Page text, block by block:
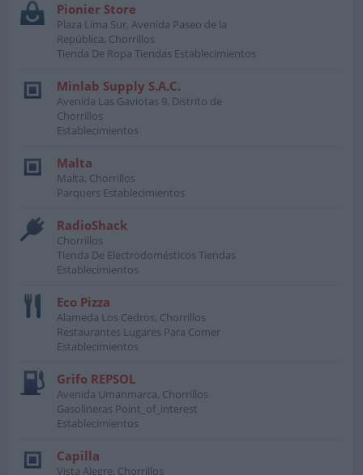
Pionier Store
Plaza Lima Sur, Avenida Paseo de la
República, Chorrillos
Tienda De Ropa Tiendas Establecimientos
Minlab Supply S.A.C.
Avenida Las Gaviotas 9, Distrito de
Chorrillos
Establecimientos
Malta
Malta, Chorrillos
Parquers Establecimientos
RadioShack
Chorrillos
Tienda De Electrodomésticos Tiendas
Establecimientos
Eco Pizza
Alameda Los Cedros, Chorrillos
Restaurantes Lugares Para Comer
Establecimientos
Grifo REPSOL
Avenida Umanmarca, Chorrillos
Gasolineras Point_of_interest
Establecimientos
Capilla
Vista Alegre, Chorrillos